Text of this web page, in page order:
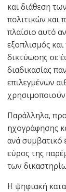
και διάθεση
πολιτικών και
πλαίσιο αυτό
εξοπλισμός
δικτύωσης σε
διαδικασίας
επιλεγμένων
Παράλληλα,
ηχογράφησης
ανά συμβατικό
εύρος της
των
Η ψηφιακή